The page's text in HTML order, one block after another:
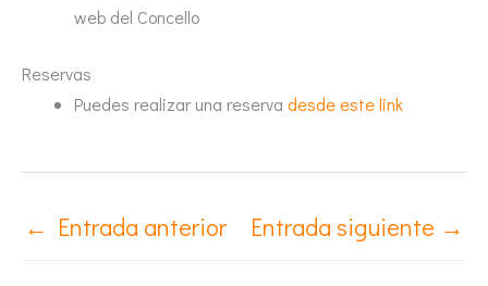
web del Concello
Reservas
Puedes realizar una reserva desde este link
← Entrada anterior Entrada siguiente →